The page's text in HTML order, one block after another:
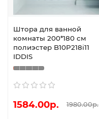
Штора для ванной
комнаты 200*180 см
полиэстер B10P218i11
IDDIS
1584.00р. 1980.00р.